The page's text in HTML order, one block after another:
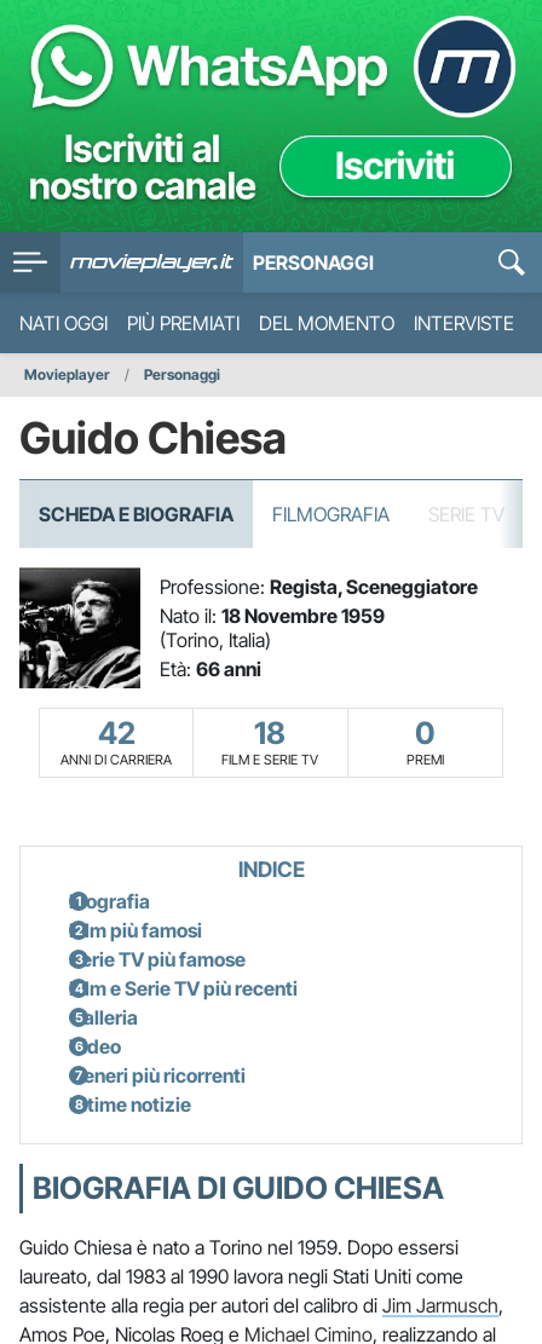
PERSONAGGI
NATI OGGI PIÙ PREMIATI DEL MOMENTO INTERVISTE
Movieplayer Personaggi
Guido Chiesa
SCHEDA E BIOGRAFIA FILMOGRAFIA SERIE TV
Professione: Regista, Sceneggiatore
Nato il: 18 Novembre 1959
(Torino, Italia)
Età: 66 anni
42
ANNI DI CARRIERA
18
FILM E SERIE TV
0
PREMI
INDICE
Biografia
Film più famosi
Serie TV più famose
Film e Serie TV più recenti
Galleria
Video
Generi più ricorrenti
Ultime notizie
BIOGRAFIA DI GUIDO CHIESA
Guido Chiesa è nato a Torino nel 1959. Dopo essersi
laureato, dal 1983 al 1990 lavora negli Stati Uniti come
assistente alla regia per autori del calibro di Jim Jarmusch,
Amos Poe, Nicolas Roeg e Michael Cimino, realizzando al